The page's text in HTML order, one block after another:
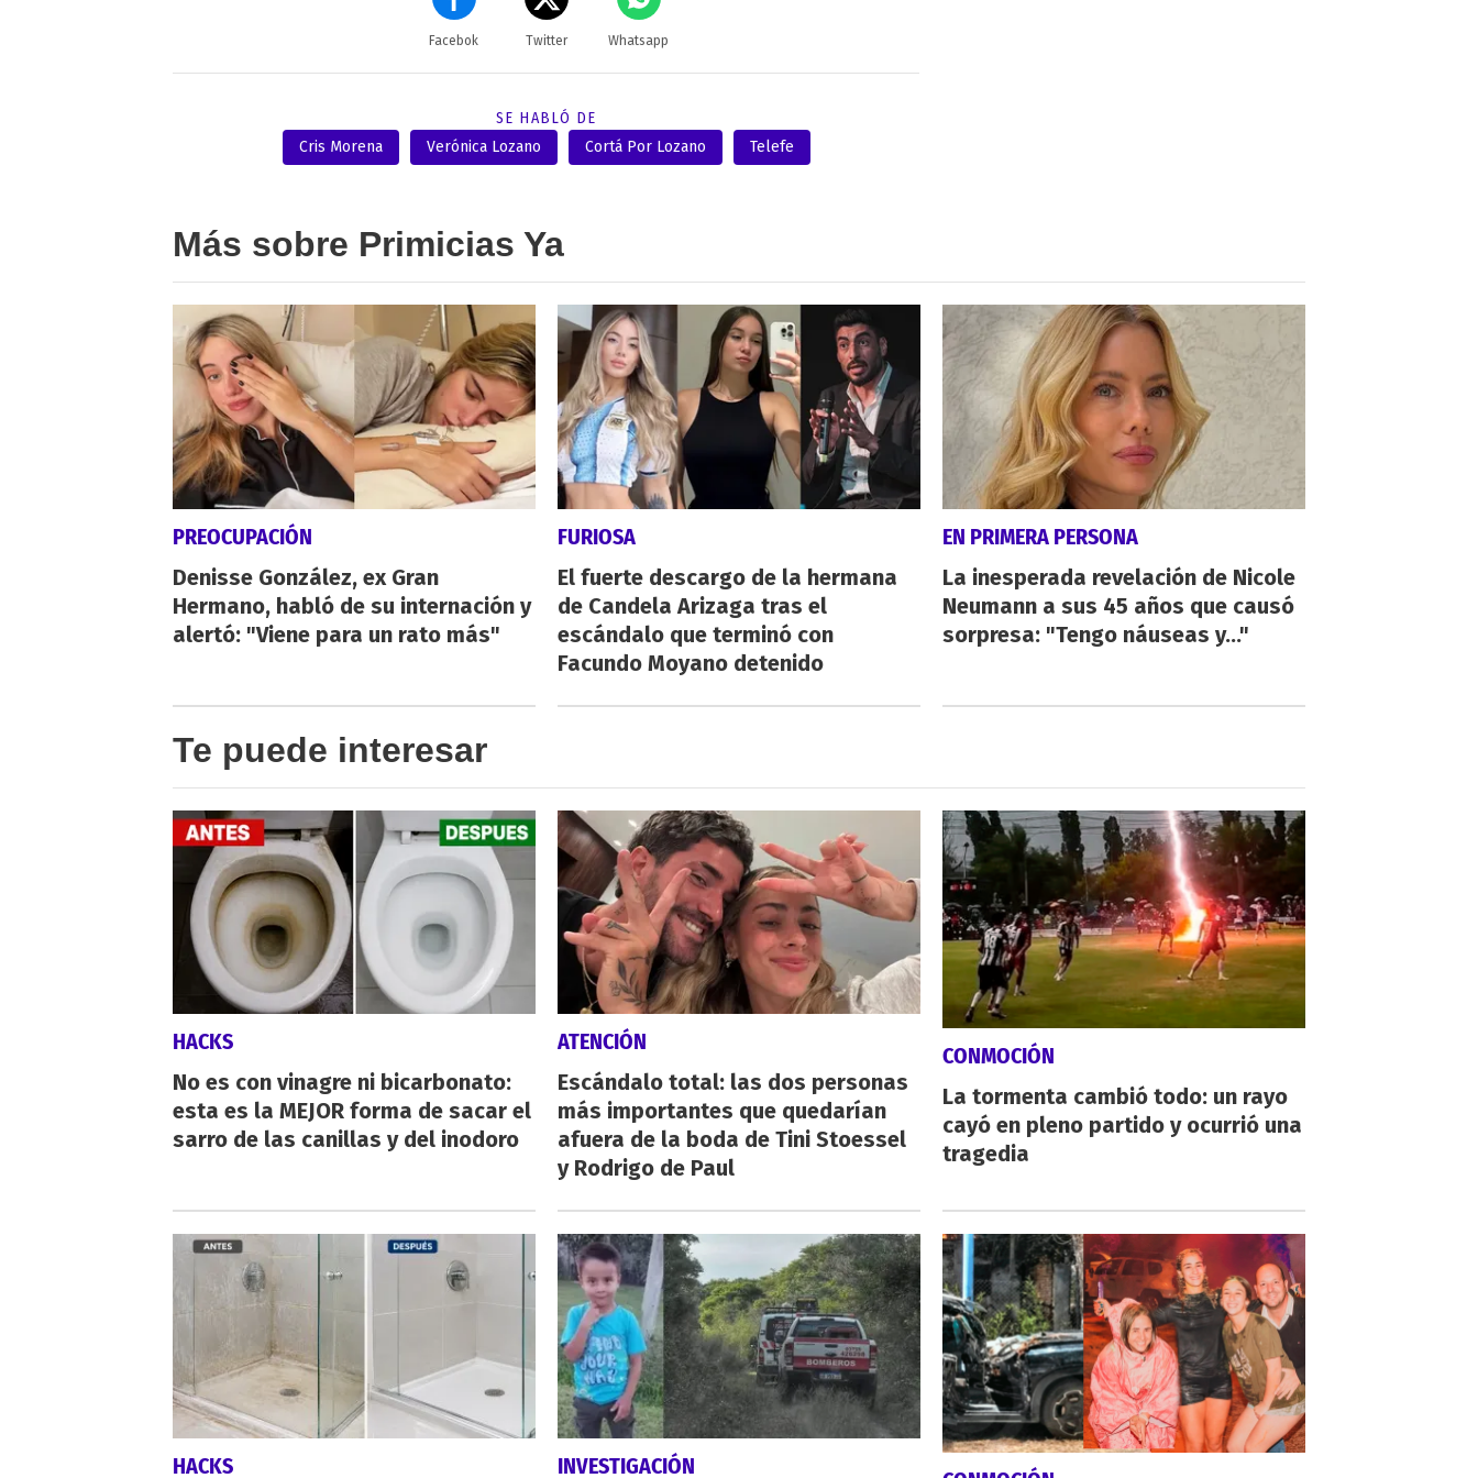
Facebok Twitter Whatsapp
SE HABLÓ DE
Cris Morena
Verónica Lozano Cortá Por Lozano Telefe
Más sobre Primicias Ya
PREOCUPACIÓN
Denisse González, ex Gran
Hermano, habló de su internación y
alertó: "Viene para un rato más"
FURIOSA
El fuerte descargo de la hermana
de Candela Arizaga tras el
escándalo que terminó con
Facundo Moyano detenido
EN PRIMERA PERSONA
La inesperada revelación de Nicole
Neumann a sus 45 años que causó
sorpresa: "Tengo náuseas y..."
Te puede interesar
HACKS
No es con vinagre ni bicarbonato:
esta es la MEJOR forma de sacar el
sarro de las canillas y del inodoro
ATENCIÓN
Escándalo total: las dos personas
más importantes que quedarían
afuera de la boda de Tini Stoessel
y Rodrigo de Paul
CONMOCIÓN
La tormenta cambió todo: un rayo
cayó en pleno partido y ocurrió una
tragedia
HACKS INVESTIGACIÓN